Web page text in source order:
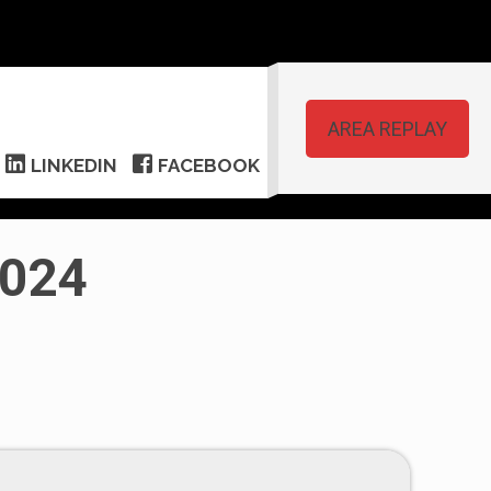
LINKEDIN FACEBOOK
AREA REPLAY